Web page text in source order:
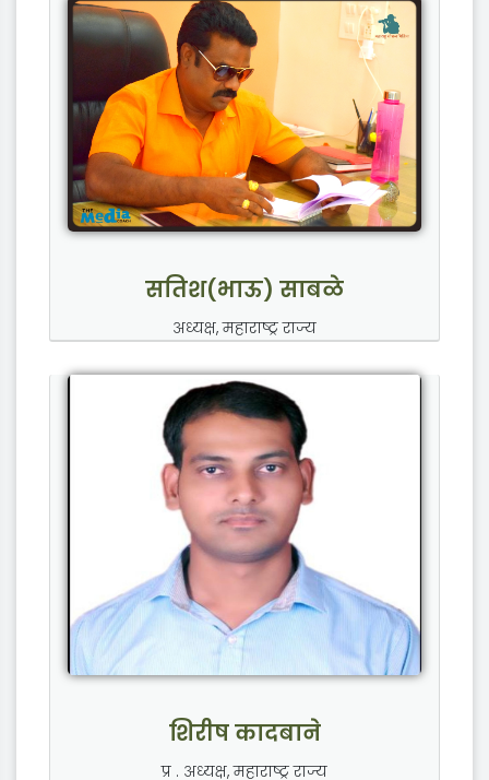
सतिश(भाऊ) साबळे
अध्यक्ष, महाराष्ट्र राज्य
शिरीष कादबाने
प्र . अध्यक्ष, महाराष्ट्र राज्य